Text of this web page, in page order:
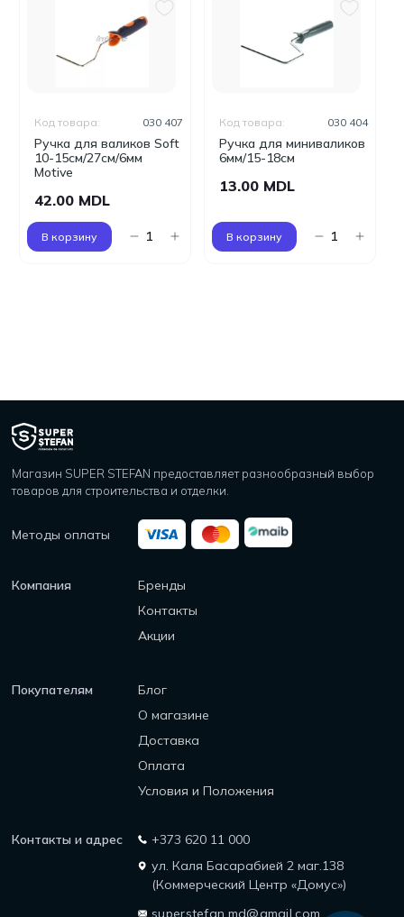
Ручка для валиков Soft
10-15см/27см/6мм
Motive
Код товара: 030 407
42.00 MDL
В корзину
Ручка для миниваликов
6мм/15-18см
Код товара: 030 404
13.00 MDL
В корзину
Магазин SUPER STEFAN предоставляет разнообразный выбор
товаров для строительства и отделки.
Методы оплаты
Компания
Бренды
Контакты
Акции
Покупателям
Блог
О магазине
Доставка
Оплата
Условия и Положения
Контакты и адрес
+373 620 11 000
ул. Каля Басарабией 2 маг.138
(Коммерческий Центр «Домус»)
superstefan.md@gmail.com